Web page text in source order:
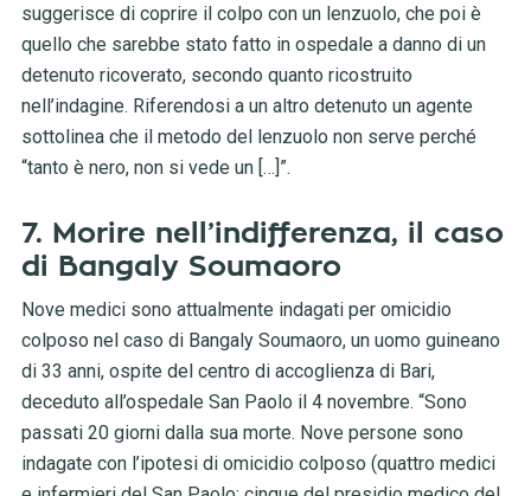
suggerisce di coprire il colpo con un lenzuolo, che poi è
quello che sarebbe stato fatto in ospedale a danno di un
detenuto ricoverato, secondo quanto ricostruito
nell’indagine. Riferendosi a un altro detenuto un agente
sottolinea che il metodo del lenzuolo non serve perché
“tanto è nero, non si vede un […]”.
7. Morire nell’indifferenza, il caso
di Bangaly Soumaoro
Nove medici sono attualmente indagati per omicidio
colposo nel caso di Bangaly Soumaoro, un uomo guineano
di 33 anni, ospite del centro di accoglienza di Bari,
deceduto all’ospedale San Paolo il 4 novembre. “Sono
passati 20 giorni dalla sua morte. Nove persone sono
indagate con l’ipotesi di omicidio colposo (quattro medici